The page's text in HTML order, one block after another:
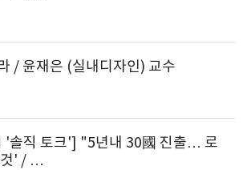
/ 윤재은 (실내디자인) 교수
'솔직 토크'] "5년내 30國 진출… 로
것' / …